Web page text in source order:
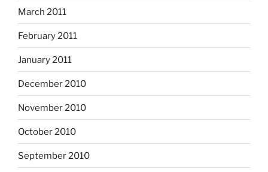
March 2011
February 2011
January 2011
December 2010
November 2010
October 2010
September 2010